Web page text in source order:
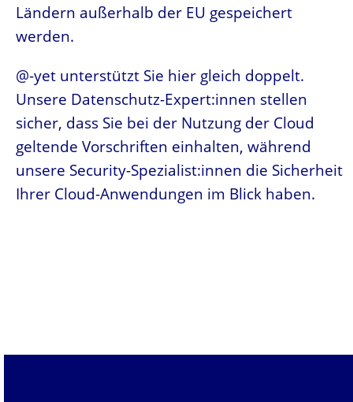
Ländern außerhalb der EU gespeichert
werden.
@-yet unterstützt Sie hier gleich doppelt.
Unsere Datenschutz-Expert:innen stellen
sicher, dass Sie bei der Nutzung der Cloud
geltende Vorschriften einhalten, während
unsere Security-Spezialist:innen die Sicherheit
Ihrer Cloud-Anwendungen im Blick haben.